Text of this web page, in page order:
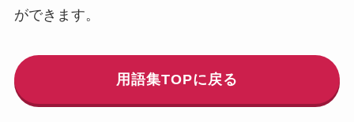
ができます。
用語集TOPに戻る